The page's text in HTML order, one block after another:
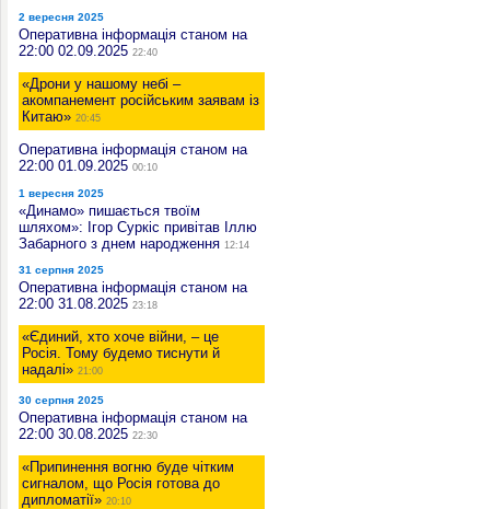
2 вересня 2025
Оперативна інформація станом на
22:00 02.09.2025 22:40
«Дрони у нашому небі –
акомпанемент російським заявам із
Китаю» 20:45
Оперативна інформація станом на
22:00 01.09.2025 00:10
1 вересня 2025
«Динамо» пишається твоїм
шляхом»: Ігор Суркіс привітав Іллю
Забарного з днем народження 12:14
31 серпня 2025
Оперативна інформація станом на
22:00 31.08.2025 23:18
«Єдиний, хто хоче війни, – це
Росія. Тому будемо тиснути й
надалі» 21:00
30 серпня 2025
Оперативна інформація станом на
22:00 30.08.2025 22:30
«Припинення вогню буде чітким
сигналом, що Росія готова до
дипломатії» 20:10